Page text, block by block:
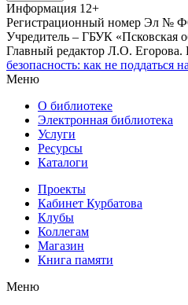
Информация 12+
Регистрационный номер Эл №
Учредитель – ГБУК «Псковская
Главный редактор Л.О. Егорова.
безопасность: как не поддаться
Меню
О библиотеке
Электронная библиотека
Услуги
Ресурсы
Каталоги
Проекты
Кабинет Курбатова
Клубы
Коллегам
Магазин
Книга памяти
Меню